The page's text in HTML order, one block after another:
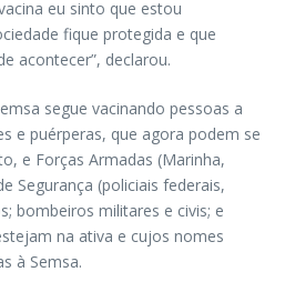
eu sinto que estou
fique protegida e que
acontecer”, declarou.
segue vacinando pessoas a
e puérperas, que agora podem se
e Forças Armadas (Marinha,
Segurança (policiais federais,
bombeiros militares e civis; e
na ativa e cujos nomes
à Semsa.